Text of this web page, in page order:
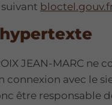
JEAN-MARC ne
connexion avec le
être responsable